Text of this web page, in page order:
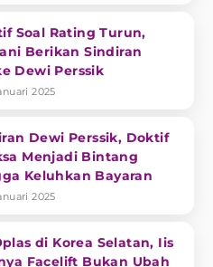
Soal Rating Turun,
Berikan Sindiran
Dewi Perssik
2025
Dewi Perssik, Doktif
Menjadi Bintang
Keluhkan Bayaran
2025
di Korea Selatan, Iis
Facelift Bukan Ubah